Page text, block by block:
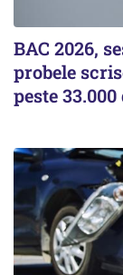
BAC 2026,
probele
peste